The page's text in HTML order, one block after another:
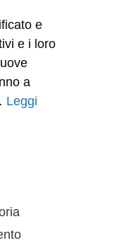
e
e i loro
a
Leggi